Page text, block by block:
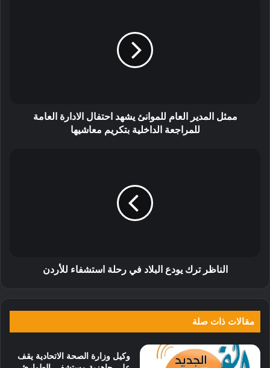
ممثل المدير العام للموانئ يشهد احتفال الادارة العامة
للمراجعة الداخلية بتكريم معاشيها
الناظر ترك يودع البلاد في رحلة استشفاء للأردن
مقالات ذات صلة
وكيل وزارة الصحة الاتحادية يقف